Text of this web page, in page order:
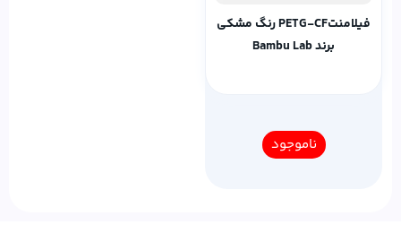
فیلامنتPETG-CF رنگ مشکی
برند Bambu Lab
ناموجود